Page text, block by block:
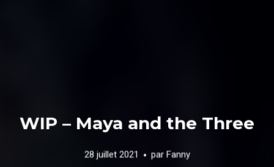
WIP – Maya and the Three
28 juillet 2021 par Fanny